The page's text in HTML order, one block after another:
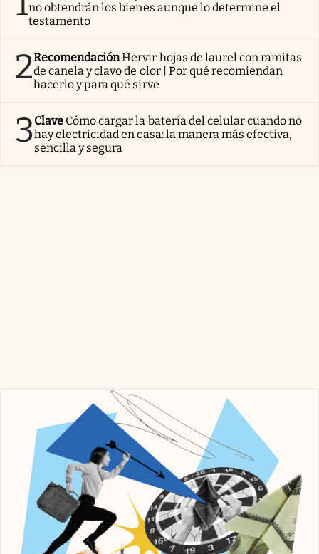
no obtendrán los bienes aunque lo determine el
testamento
2RecomendaciónHervir hojas de laurel con ramitas
de canela y clavo de olor | Por qué recomiendan
hacerlo y para qué sirve
3Clave Cómo cargar la batería del celular cuando no
hay electricidad en casa: la manera más efectiva,
sencilla y segura